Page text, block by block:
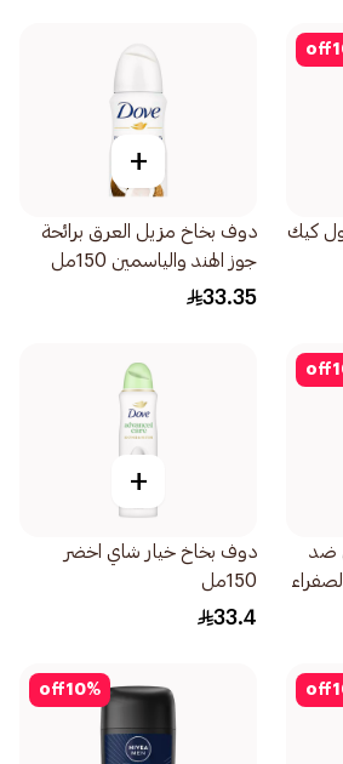
off
كيك
+
دوف بخاخ مزيل العرق برائحة
جوز الهند والياسمين 150مل
33.35
off
ضد
+
دوف بخاخ خيار شاي اخضر
150مل
33.4
off
10%
off